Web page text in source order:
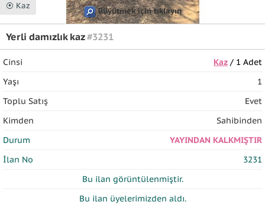
⦿ Kaz
Büyütmek için tıklayın
Yerli damızlık kaz#3231
Cinsi Kaz/ 1 Adet
Yaşı
1
Toplu Satış
Evet
Kimden
Sahibinden
Durum
YAYINDAN KALKMIŞTIR
İlan No
3231
Bu ilan görüntülenmiştir.
Bu ilan üyelerimizden aldı.